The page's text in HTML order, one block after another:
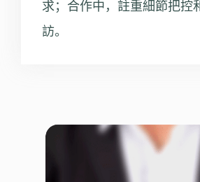
求；合作中，註重細節把控
訪。